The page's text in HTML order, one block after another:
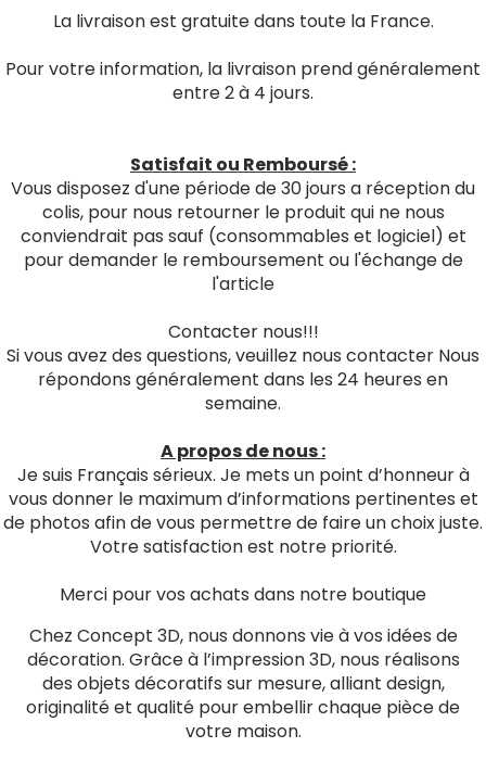
La livraison est gratuite dans toute la France.
Pour votre information, la livraison prend généralement
entre 2 à 4 jours.
Satisfait ou Remboursé :
Vous disposez d'une période de 30 jours a réception du
colis, pour nous retourner le produit qui ne nous
conviendrait pas sauf (consommables et logiciel) et
pour demander le remboursement ou l'échange de
l'article
Contacter nous!!!
Si vous avez des questions, veuillez nous contacter Nous
répondons généralement dans les 24 heures en
semaine.
A propos de nous :
Je suis Français sérieux. Je mets un point d’honneur à
vous donner le maximum d’informations pertinentes et
de photos afin de vous permettre de faire un choix juste.
Votre satisfaction est notre priorité.
Merci pour vos achats dans notre boutique
Chez Concept 3D, nous donnons vie à vos idées de
décoration. Grâce à l’impression 3D, nous réalisons
des objets décoratifs sur mesure, alliant design,
originalité et qualité pour embellir chaque pièce de
votre maison.